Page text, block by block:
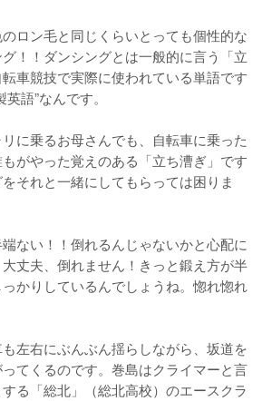
ロン毛と同じくらいとっても個性的な
！！ダンシングとは一般的に言う「立
車競技で実際に使われている単語です
語”なんです。
に乗るお母さんでも、自転車に乗った
がやった覚えのある「立ち漕ぎ」です
それと一緒にしてもらっては困りま
ない！！倒れるんじゃないかと心配に
丈夫、倒れません！きっと鍛え方が半
かりしているんでしょうね。惚れ惚れ
左右にぶんぶん揺らしながら、坂道を
てくるのです。巻島はクライマーと言
る「総北」（総北高校）のエースクラ